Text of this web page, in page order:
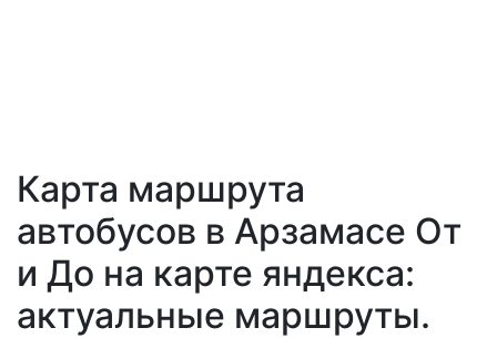
Карта маршрута
автобусов в Арзамасе От
и До на карте яндекса:
актуальные маршруты.